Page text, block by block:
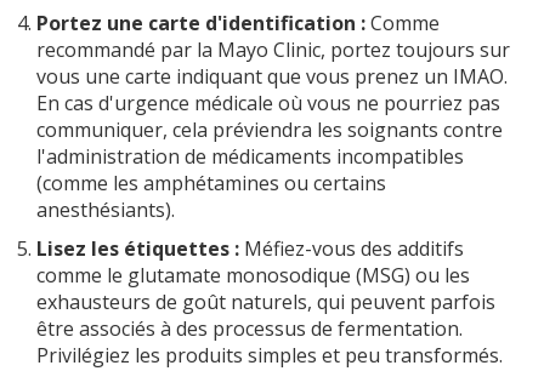
Portez une carte d'identification :Comme
recommandé par la Mayo Clinic, portez toujours sur
vous une carte indiquant que vous prenez un IMAO.
En cas d'urgence médicale où vous ne pourriez pas
communiquer, cela préviendra les soignants contre
l'administration de médicaments incompatibles
(comme les amphétamines ou certains
anesthésiants).
Lisez les étiquettes : Méfiez-vous des additifs
comme le glutamate monosodique (MSG) ou les
exhausteurs de goût naturels, qui peuvent parfois
être associés à des processus de fermentation.
Privilégiez les produits simples et peu transformés.